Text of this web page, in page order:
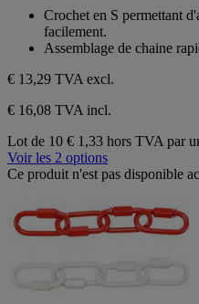
étoiles.
Crochet en S permettant
facilement.
Assemblage de chaine
€ 13,29 TVA excl.
€ 16,08 TVA incl.
Lot de 10 € 1,33 hors TVA par
Voir les 2 options
Ce produit n'est pas disponible